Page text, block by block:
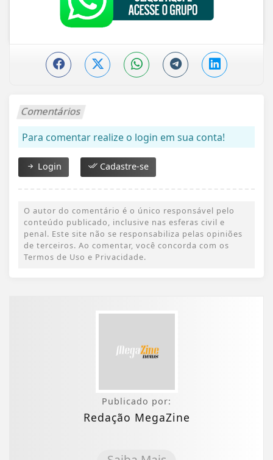
Comentários
Para comentar realize o login em sua conta!
Login Cadastre-se
O autor do comentário é o único responsável pelo
conteúdo publicado, inclusive nas esferas civil e
penal. Este site não se responsabiliza pelas opiniões
de terceiros. Ao comentar, você concorda com os
Termos de Uso e Privacidade.
Publicado por:
Redação MegaZine